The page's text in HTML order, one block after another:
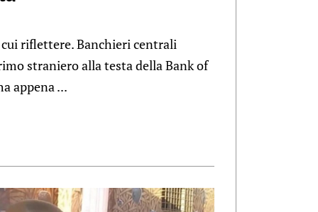
riflettere. Banchieri centrali
straniero alla testa della Bank of
appena ...